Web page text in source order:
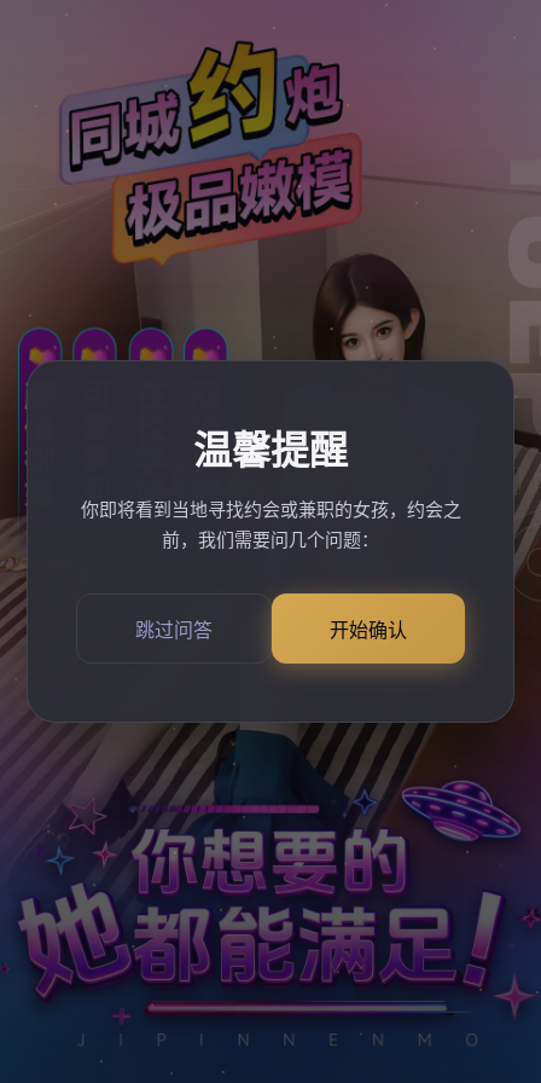
温馨提醒
你即将看到当地寻找约会或兼职的女孩，约会之
前，我们需要问几个问题：
跳过问答 开始确认